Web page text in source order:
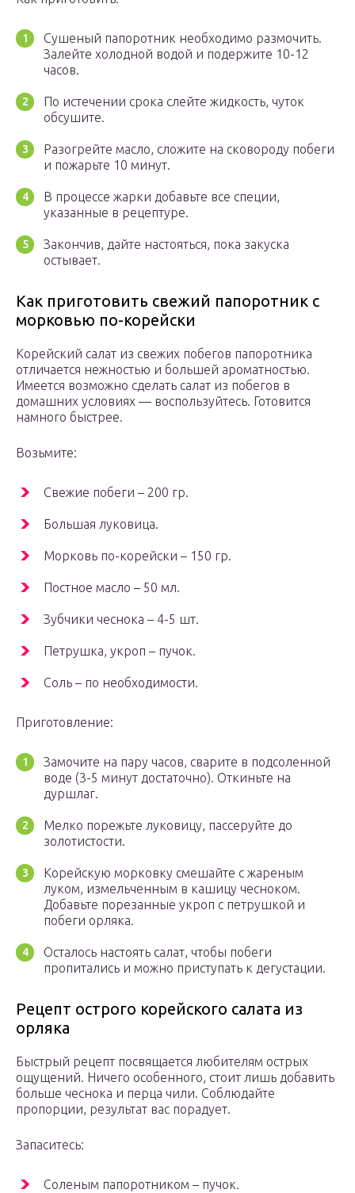
Сушеный папоротник необходимо размочить.
Залейте холодной водой и подержите 10-12
часов.
По истечении срока слейте жидкость, чуток
обсушите.
Разогрейте масло, сложите на сковороду побеги
и пожарьте 10 минут.
В процессе жарки добавьте все специи,
указанные в рецептуре.
Закончив, дайте настояться, пока закуска
остывает.
Как приготовить свежий папоротник с
морковью по-корейски
Корейский салат из свежих побегов папоротника
отличается нежностью и большей ароматностью.
Имеется возможно сделать салат из побегов в
домашних условиях — воспользуйтесь. Готовится
намного быстрее.
Возьмите:
Свежие побеги – 200 гр.
Большая луковица.
Морковь по-корейски – 150 гр.
Постное масло – 50 мл.
Зубчики чеснока – 4-5 шт.
Петрушка, укроп – пучок.
Соль – по необходимости.
Приготовление:
Замочите на пару часов, сварите в подсоленной
воде (3-5 минут достаточно). Откиньте на
дуршлаг.
Мелко порежьте луковицу, пассеруйте до
золотистости.
Корейскую морковку смешайте с жареным
луком, измельченным в кашицу чесноком.
Добавьте порезанные укроп с петрушкой и
побеги орляка.
Осталось настоять салат, чтобы побеги
пропитались и можно приступать к дегустации.
Рецепт острого корейского салата из
орляка
Быстрый рецепт посвящается любителям острых
ощущений. Ничего особенного, стоит лишь добавить
больше чеснока и перца чили. Соблюдайте
пропорции, результат вас порадует.
Запаситесь:
Соленым папоротником – пучок.